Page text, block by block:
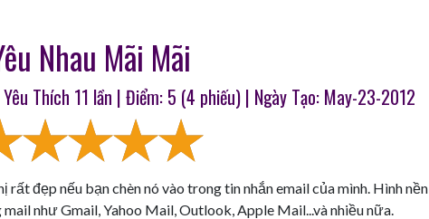
Nhau Mãi Mãi
Thích 11 lần | Điểm: 5 (4 phiếu) | Ngày Tạo: May-23-2012
rất đẹp nếu bạn chèn nó vào trong tin nhắn email của mình. Hình nền
như Gmail, Yahoo Mail, Outlook, Apple Mail...và nhiều nữa.